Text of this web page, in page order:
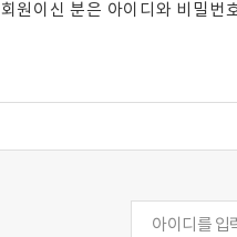
회원이신 분은 아이디와 비밀번